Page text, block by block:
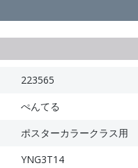
223565
ぺんてる
ポスターカラークラス
YNG3T14